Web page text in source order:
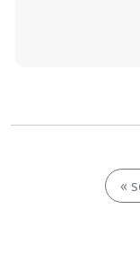
«